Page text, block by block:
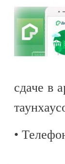
сдаче в
•